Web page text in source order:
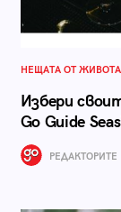
НЕЩАТА ОТ ЖИВОТА
Избери
Go Guide
РЕДАКТОРИТЕ